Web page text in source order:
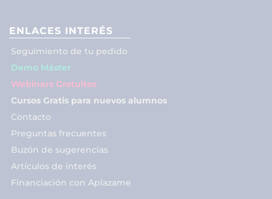
ENLACES INTERÉS
Seguimiento de tu pedido
Demo Máster
Webinars Gratuitos
Cursos Gratis para nuevos alumnos
Contacto
Preguntas frecuentes
Buzón de sugerencias
Artículos de interés
Financiación con Aplazame